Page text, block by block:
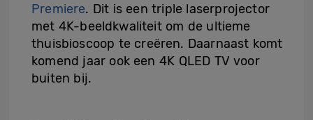
Premiere. Dit is een triple laserprojector
met 4K-beeldkwaliteit om de ultieme
thuisbioscoop te creëren. Daarnaast komt
komend jaar ook een 4K QLED TV voor
buiten bij.